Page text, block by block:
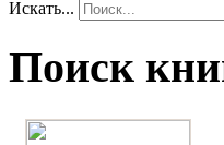
Искать...
Поиск